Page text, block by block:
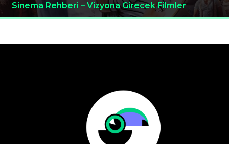
Sinema Rehberi – Vizyona Girecek Filmler